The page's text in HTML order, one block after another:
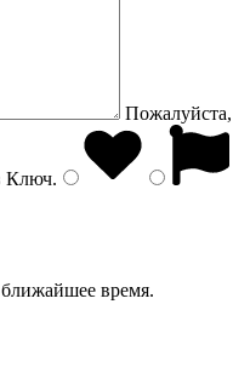
Пожалуйста,
Ключ.
время.